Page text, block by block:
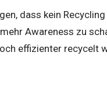
dass kein
Awareness zu
effizienter recycelt